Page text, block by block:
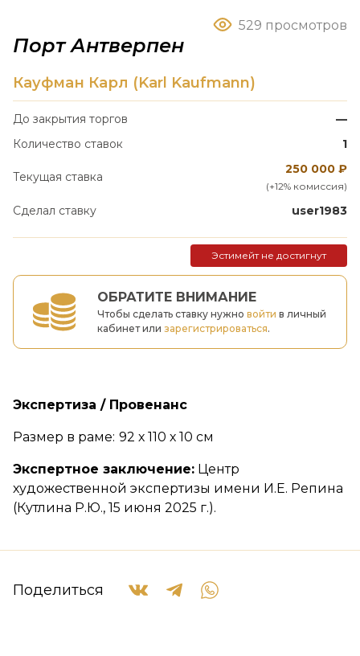
529 просмотров
Порт Антверпен
Кауфман Карл (Karl Kaufmann)
До закрытия торгов
—
Количество ставок
1
Текущая ставка
250 000 ₽
(+12% комиссия)
Сделал ставку user1983
Эстимейт не достигнут
ОБРАТИТЕ ВНИМАНИЕ
Чтобы сделать ставку нужно войти в личный
кабинет или зарегистрироваться.
Экспертиза / Провенанс
Размер в раме: 92 х 110 х 10 см
Экспертное заключение: Центр
художественной экспертизы имени И.Е. Репина
(Кутлина Р.Ю., 15 июня 2025 г.).
Поделиться